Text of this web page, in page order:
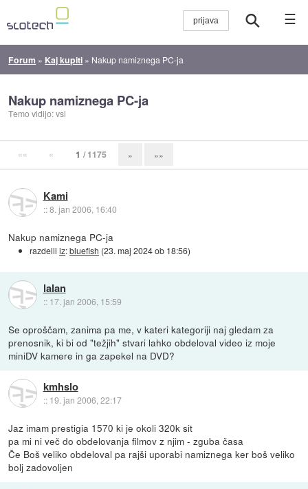
☰
Forum » Kaj kupiti » Nakup namiznega PC-ja
Nakup namiznega PC-ja
Temo vidijo: vsi
«« « 1 / 1175 » »»
Kami
::8. jan 2006, 16:40
Nakup namiznega PC-ja
razdeliliz:bluefish (23. maj 2024 ob 18:56)
lalan
:: 17. jan 2006, 15:59
Se oproščam, zanima pa me, v kateri kategoriji naj gledam za
prenosnik, ki bi od "težjih" stvari lahko obdeloval video iz moje
miniDV kamere in ga zapekel na DVD?
kmhslo
:: 19. jan 2006, 22:17
Jaz imam prestigia 1570 ki je okoli 320k sit
pa mi ni več do obdelovanja filmov z njim - zguba časa
Če Boš veliko obdeloval pa rajši uporabi namiznega ker boš veliko
bolj zadovoljen